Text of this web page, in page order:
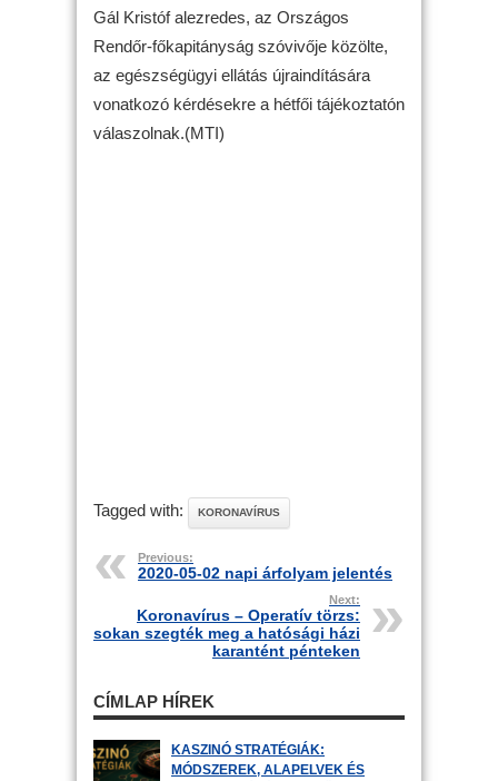
Gál Kristóf alezredes, az Országos
Rendőr-főkapitányság szóvivője közölte,
az egészségügyi ellátás újraindítására
vonatkozó kérdésekre a hétfői tájékoztatón
válaszolnak.(MTI)
Tagged with: KORONAVÍRUS
Previous:
2020-05-02 napi árfolyam jelentés
Next:
Koronavírus – Operatív törzs:
sokan szegték meg a hatósági házi
karantént pénteken
CÍMLAP HÍREK
KASZINÓ STRATÉGIÁK:
MÓDSZEREK, ALAPELVEK ÉS